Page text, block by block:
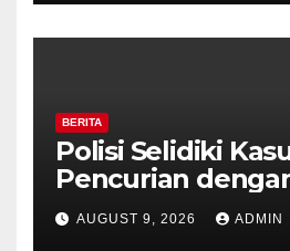
BERITA
Polisi Selidiki
Pencurian
di Counter HP
Ambarawa.
AUGUST 9, 2026 ADMIN